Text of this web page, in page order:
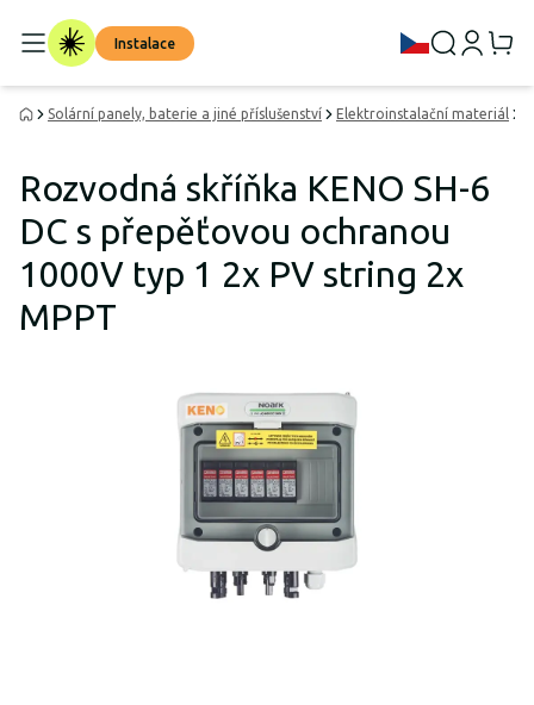
Instalace
Solární panely, baterie a jiné příslušenství Elektroinstalační materiál
Rozvodná skříňka KENO SH-6
DC s přepěťovou ochranou
1000V typ 1 2x PV string 2x
MPPT